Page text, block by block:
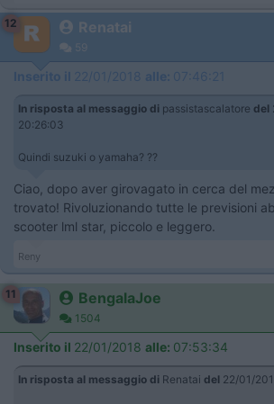
12 Renatai
59
Inserito il 22/01/2018 alle: 07:46:21
In risposta al messaggio di passistascalatore del
20:26:03
Quindi suzuki o yamaha? ??
Ciao, dopo aver girovagato in cerca del
trovato! Rivoluzionando tutte le previsioni
scooter lml star, piccolo e leggero.
Reny
11 BengalaJoe
1504
Inserito il 22/01/2018 alle: 07:53:34
In risposta al messaggio di Renatai del 22/01/